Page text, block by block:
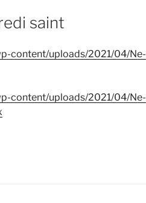
saint
content/uploads/2021/04/Ne-
content/uploads/2021/04/Ne-